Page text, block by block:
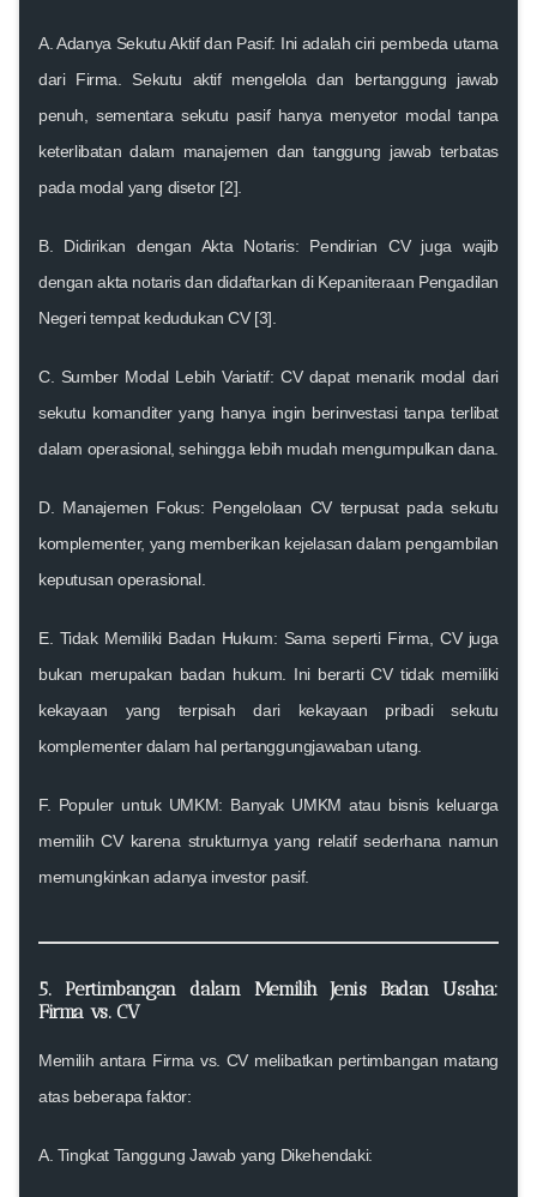
A. Adanya Sekutu Aktif dan Pasif: Ini adalah ciri pembeda utama
dari Firma. Sekutu aktif mengelola dan bertanggung jawab
penuh, sementara sekutu pasif hanya menyetor modal tanpa
keterlibatan dalam manajemen dan tanggung jawab terbatas
pada modal yang disetor [2].
B. Didirikan dengan Akta Notaris: Pendirian CV juga wajib
dengan akta notaris dan didaftarkan di Kepaniteraan Pengadilan
Negeri tempat kedudukan CV [3].
C. Sumber Modal Lebih Variatif: CV dapat menarik modal dari
sekutu komanditer yang hanya ingin berinvestasi tanpa terlibat
dalam operasional, sehingga lebih mudah mengumpulkan dana.
D. Manajemen Fokus: Pengelolaan CV terpusat pada sekutu
komplementer, yang memberikan kejelasan dalam pengambilan
keputusan operasional.
E. Tidak Memiliki Badan Hukum: Sama seperti Firma, CV juga
bukan merupakan badan hukum. Ini berarti CV tidak memiliki
kekayaan yang terpisah dari kekayaan pribadi sekutu
komplementer dalam hal pertanggungjawaban utang.
F. Populer untuk UMKM: Banyak UMKM atau bisnis keluarga
memilih CV karena strukturnya yang relatif sederhana namun
memungkinkan adanya investor pasif.
5. Pertimbangan dalam Memilih Jenis Badan Usaha:
Firma vs. CV
Memilih antara Firma vs. CV melibatkan pertimbangan matang
atas beberapa faktor:
A. Tingkat Tanggung Jawab yang Dikehendaki: